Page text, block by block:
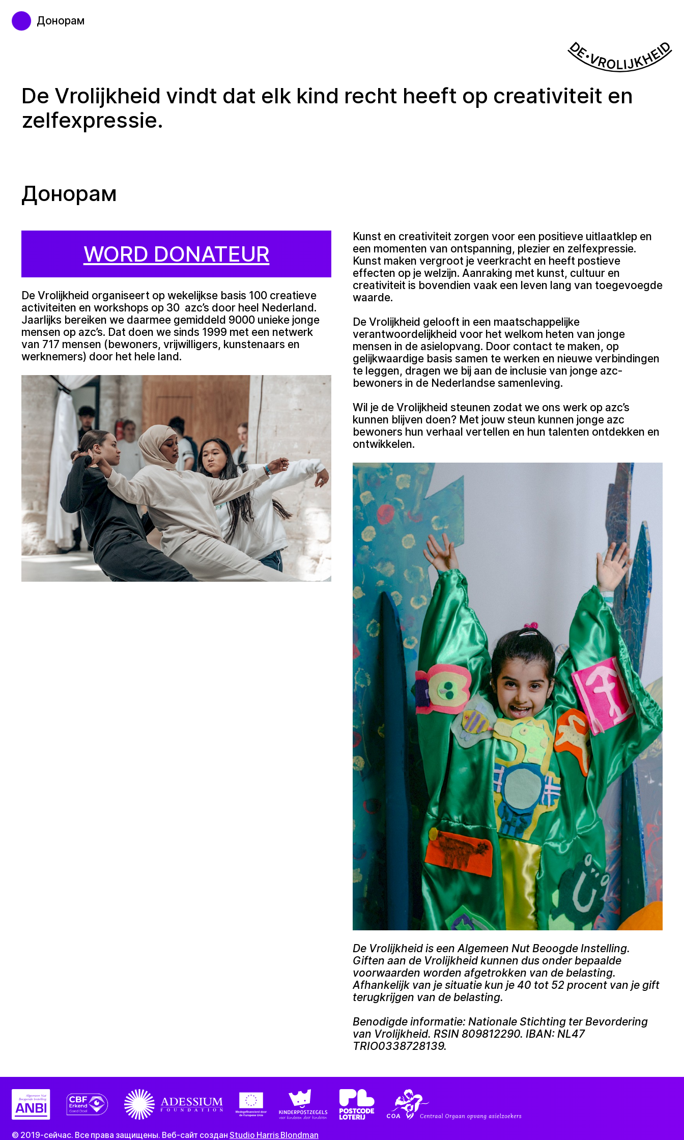
Донорам
De Vrolijkheid vindt dat elk kind recht heeft op creativiteit en
zelfexpressie.
Донорам
WORD DONATEUR
De Vrolijkheid organiseert op wekelijkse basis 100 creatieve
activiteiten en workshops op 30 azc’s door heel Nederland.
Jaarlijks bereiken we daarmee gemiddeld 9000 unieke jonge
mensen op azc’s. Dat doen we sinds 1999 met een netwerk
van 717 mensen (bewoners, vrijwilligers, kunstenaars en
werknemers) door het hele land.
Kunst en creativiteit zorgen voor een positieve uitlaatklep en
een momenten van ontspanning, plezier en zelfexpressie.
Kunst maken vergroot je veerkracht en heeft postieve
effecten op je welzijn. Aanraking met kunst, cultuur en
creativiteit is bovendien vaak een leven lang van toegevoegde
waarde.
De Vrolijkheid gelooft in een maatschappelijke
verantwoordelijkheid voor het welkom heten van jonge
mensen in de asielopvang. Door contact te maken, op
gelijkwaardige basis samen te werken en nieuwe verbindingen
te leggen, dragen we bij aan de inclusie van jonge azc-
bewoners in de Nederlandse samenleving.
Wil je de Vrolijkheid steunen zodat we ons werk op azc’s
kunnen blijven doen? Met jouw steun kunnen jonge azc
bewoners hun verhaal vertellen en hun talenten ontdekken en
ontwikkelen.
De Vrolijkheid is een Algemeen Nut Beoogde Instelling.
Giften aan de Vrolijkheid kunnen dus onder bepaalde
voorwaarden worden afgetrokken van de belasting.
Afhankelijk van je situatie kun je 40 tot 52 procent van je gift
terugkrijgen van de belasting.
Benodigde informatie: Nationale Stichting ter Bevordering
van Vrolijkheid. RSIN 809812290. IBAN: NL47
TRIO0338728139.
© 2019-сейчас. Все права защищены. Веб-сайт создан Studio Harris Blondman